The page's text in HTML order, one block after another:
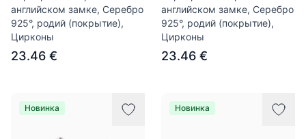
английском замке, Серебро
925°, родий (покрытие),
Цирконы
23.46 €
английском замке, Серебро
925°, родий (покрытие),
Цирконы
23.46 €
Новинка Новинка